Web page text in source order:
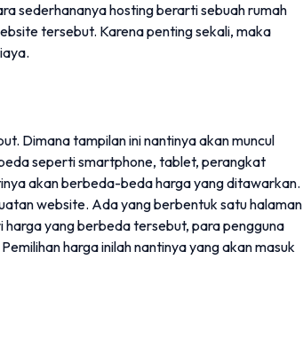
sederhananya hosting berarti sebuah rumah
tersebut. Karena penting sekali, maka
Dimana tampilan ini nantinya akan muncul
seperti smartphone, tablet, perangkat
akan berbeda-beda harga yang ditawarkan.
website. Ada yang berbentuk satu halaman
yang berbeda tersebut, para pengguna
harga inilah nantinya yang akan masuk